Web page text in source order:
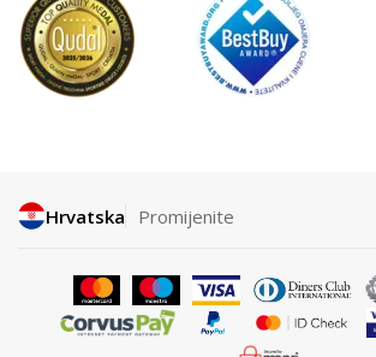
Hrvatska Promijenite